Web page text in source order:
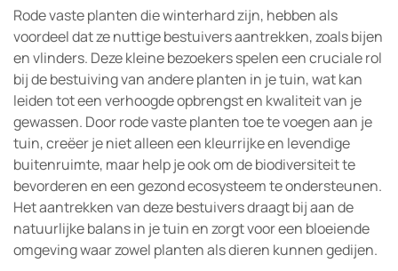
Rode vaste planten die winterhard zijn, hebben als
voordeel dat ze nuttige bestuivers aantrekken, zoals bijen
en vlinders. Deze kleine bezoekers spelen een cruciale rol
bij de bestuiving van andere planten in je tuin, wat kan
leiden tot een verhoogde opbrengst en kwaliteit van je
gewassen. Door rode vaste planten toe te voegen aan je
tuin, creëer je niet alleen een kleurrijke en levendige
buitenruimte, maar help je ook om de biodiversiteit te
bevorderen en een gezond ecosysteem te ondersteunen.
Het aantrekken van deze bestuivers draagt bij aan de
natuurlijke balans in je tuin en zorgt voor een bloeiende
omgeving waar zowel planten als dieren kunnen gedijen.